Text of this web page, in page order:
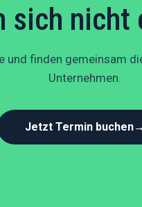
sich nicht
und finden gemeinsam
Unternehmen.
Jetzt Termin buchen→